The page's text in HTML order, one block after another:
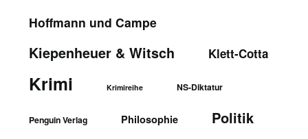
Hoffmann und Campe
Kiepenheuer & Witsch Klett-Cotta
Krimi Krimireihe NS-Diktatur
Penguin Verlag Philosophie Politik